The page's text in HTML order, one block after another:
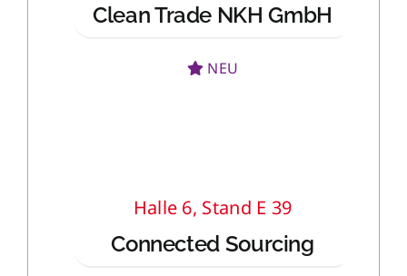
Clean Trade NKH GmbH
NEU
Halle 6, Stand E 39
Connected Sourcing